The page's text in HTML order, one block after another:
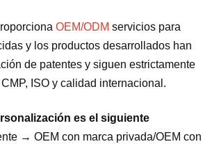
OEM/ODM servicios para
y los productos desarrollados han
de patentes y siguen estrictamente
ISO y calidad internacional.
es el siguiente
→ OEM con marca privada/OEM con